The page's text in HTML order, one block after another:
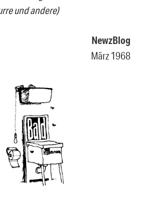
und andere)
NewzBlog
März 1968